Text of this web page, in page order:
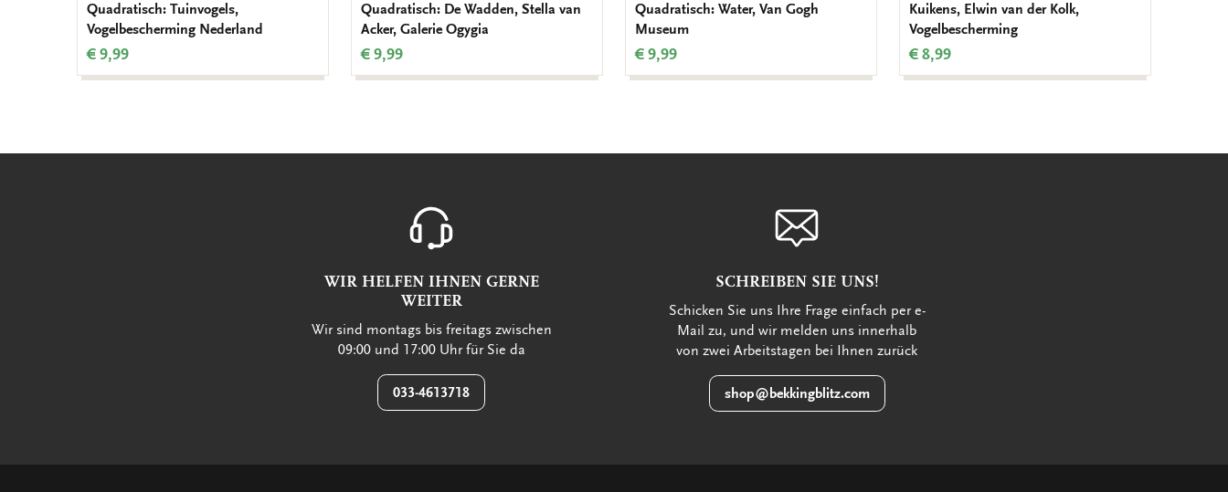
Quadratisch: Tuinvogels,
Vogelbescherming Nederland
€ 9,99
Quadratisch: De Wadden, Stella van
Acker, Galerie Ogygia
€ 9,99
Quadratisch: Water, Van Gogh
Museum
€ 9,99
Kuikens, Elwin van der Kolk,
Vogelbescherming
€ 8,99
WIR HELFEN IHNEN GERNE
WEITER
Wir sind montags bis freitags zwischen
09:00 und 17:00 Uhr für Sie da
033-4613718
SCHREIBEN SIE UNS!
Schicken Sie uns Ihre Frage einfach per e-
Mail zu, und wir melden uns innerhalb
von zwei Arbeitstagen bei Ihnen zurück
shop@bekkingblitz.com